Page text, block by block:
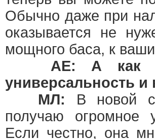
Обычно даже при
оказывается не
мощного баса, к
АЕ: А как
универсальность
МЛ: В новой
получаю огромное
Если честно, она